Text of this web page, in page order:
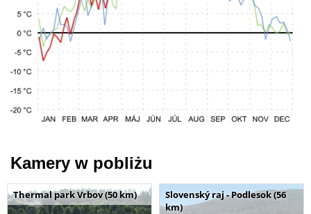
Kamery w pobliżu
Thermal park Vrbov (50 km)
Slovenský raj - Podlesok (56
km)